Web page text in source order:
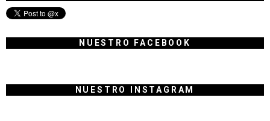
NUESTRO FACEBOOK
NUESTRO INSTAGRAM